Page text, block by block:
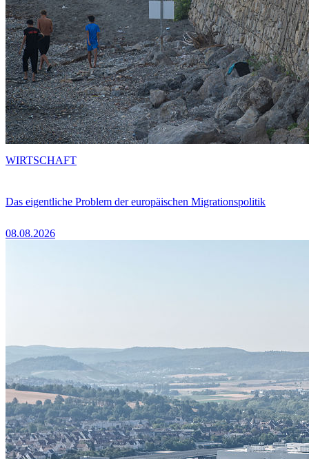
Das eigentliche Problem der europäischen Migrationspolitik
08.08.2026
WIRTSCHAFT